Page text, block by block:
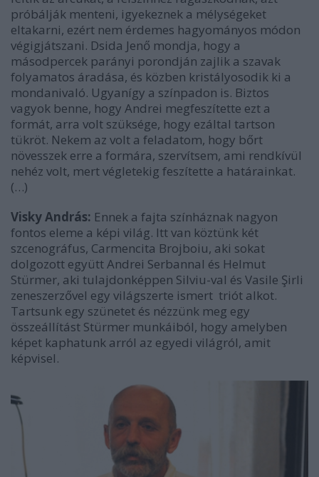
próbálják menteni, igyekeznek a mélységeket
eltakarni, ezért nem érdemes hagyományos módon
végigjátszani. Dsida Jenő mondja, hogy a
másodpercek parányi porondján zajlik a szavak
folyamatos áradása, és közben kristályosodik ki a
mondanivaló. Ugyanígy a színpadon is. Biztos
vagyok benne, hogy Andrei megfeszítette ezt a
formát, arra volt szüksége, hogy ezáltal tartson
tükröt. Nekem az volt a feladatom, hogy bőrt
növesszek erre a formára, szervítsem, ami rendkívül
nehéz volt, mert végletekig feszítette a határainkat.
(…)
Visky András: Ennek a fajta színháznak nagyon
fontos eleme a képi világ. Itt van köztünk két
szcenográfus, Carmencita Brojboiu, aki sokat
dolgozott együtt Andrei Serbannal és Helmut
Stürmer, aki tulajdonképpen Silviu-val és Vasile Şirli
zeneszerzővel egy világszerte ismert triót alkot.
Tartsunk egy szünetet és nézzünk meg egy
összeállítást Stürmer munkáiból, hogy amelyben
képet kaphatunk arról az egyedi világról, amit
képvisel.